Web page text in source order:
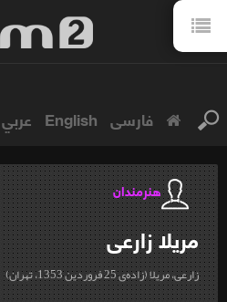
فارسی English عربي
هنرمندان
مریلازارعی
زارعی، مریلا (زاده‌ی 25 فروردین 1353، تهران)